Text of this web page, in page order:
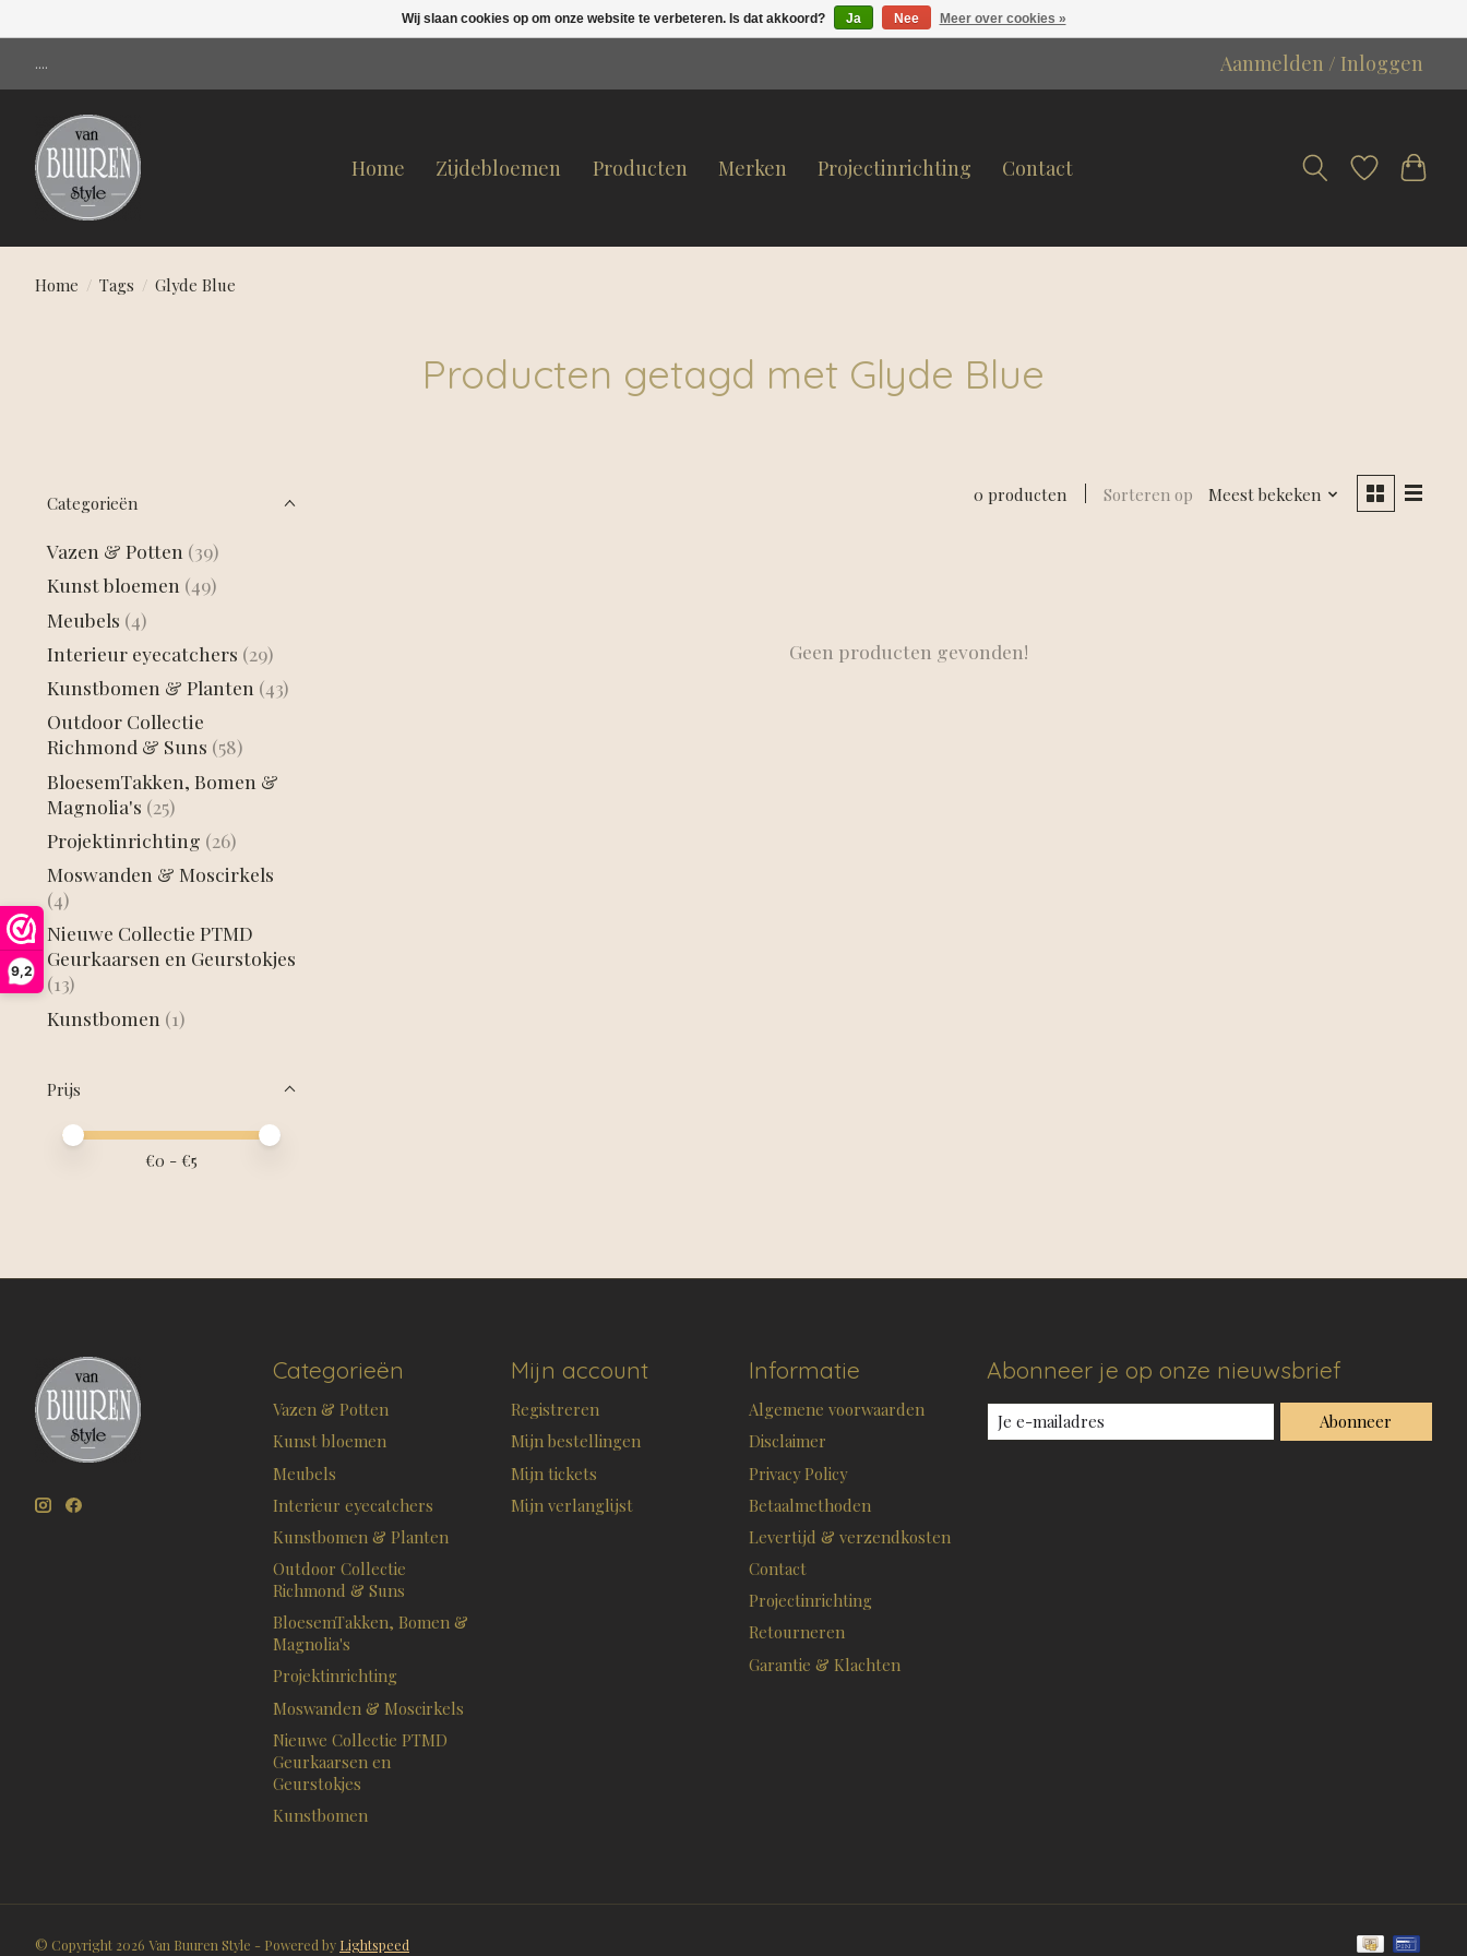
9,2
.... Aanmelden / Inloggen
Home Zijdebloemen Producten Merken Projectinrichting Contact
Home / Tags / Glyde Blue
Producten getagd met Glyde Blue
Categorieën
Vazen & Potten (39)
Kunst bloemen (49)
Meubels (4)
Interieur eyecatchers (29)
Kunstbomen & Planten (43)
Outdoor Collectie
Richmond & Suns (58)
BloesemTakken, Bomen &
Magnolia's (25)
Projektinrichting (26)
Moswanden & Moscirkels
(4)
Nieuwe Collectie PTMD
Geurkaarsen en Geurstokjes
(13)
Kunstbomen (1)
Prijs
Minimale prijswaarde
Price maximum value
€0 - €5
0 producten Sorteren op Meest bekeken
Geen producten gevonden!
Categorieën
Vazen & Potten
Kunst bloemen
Meubels
Interieur eyecatchers
Kunstbomen & Planten
Outdoor Collectie
Richmond & Suns
BloesemTakken, Bomen &
Magnolia's
Projektinrichting
Moswanden & Moscirkels
Nieuwe Collectie PTMD
Geurkaarsen en
Geurstokjes
Kunstbomen
Mijn account
Registreren
Mijn bestellingen
Mijn tickets
Mijn verlanglijst
Informatie
Algemene voorwaarden
Disclaimer
Privacy Policy
Betaalmethoden
Levertijd & verzendkosten
Contact
Projectinrichting
Retourneren
Garantie & Klachten
Abonneer je op onze nieuwsbrief
Abonneer
© Copyright 2026 Van Buuren Style - Powered by Lightspeed
Wij slaan cookies op om onze website te verbeteren. Is dat akkoord? Ja Nee Meer over cookies »